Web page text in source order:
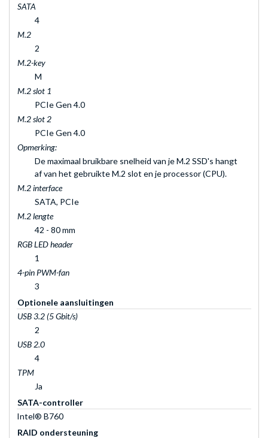
SATA
4
M.2
2
M.2-key
M
M.2 slot 1
PCIe Gen 4.0
M.2 slot 2
PCIe Gen 4.0
Opmerking:
De maximaal bruikbare snelheid van je M.2 SSD's hangt
af van het gebruikte M.2 slot en je processor (CPU).
M.2 interface
SATA, PCIe
M.2 lengte
42 - 80 mm
RGB LED header
1
4-pin PWM-fan
3
Optionele aansluitingen
USB 3.2 (5 Gbit/s)
2
USB 2.0
4
TPM
Ja
SATA-controller
Intel® B760
RAID ondersteuning